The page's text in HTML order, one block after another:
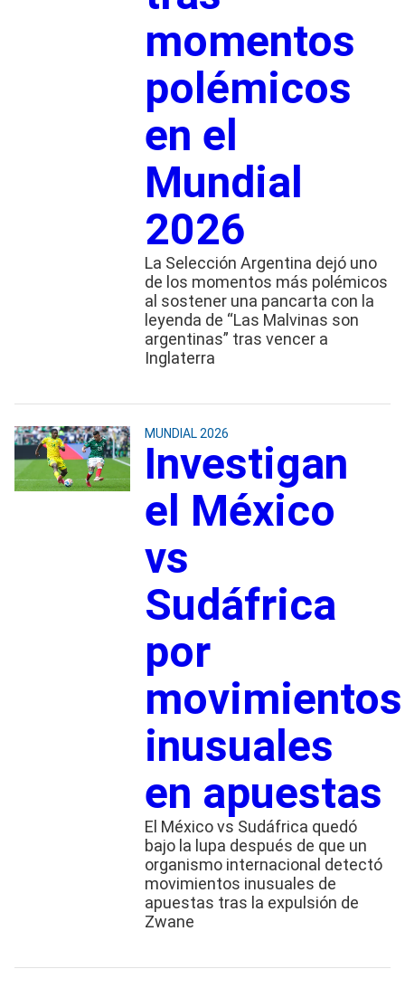
momentos
polémicos
en el
Mundial
2026
La Selección Argentina dejó uno
de los momentos más polémicos
al sostener una pancarta con la
leyenda de “Las Malvinas son
argentinas” tras vencer a
Inglaterra
MUNDIAL 2026
Investigan
el México
vs
Sudáfrica
por
movimientos
inusuales
en apuestas
El México vs Sudáfrica quedó
bajo la lupa después de que un
organismo internacional detectó
movimientos inusuales de
apuestas tras la expulsión de
Zwane